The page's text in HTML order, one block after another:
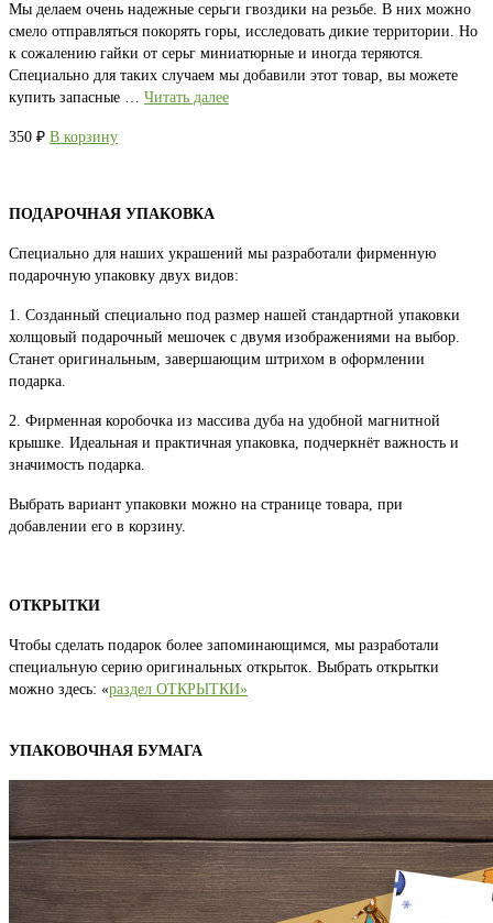
Мы делаем очень надежные серьги гвоздики на резьбе. В них можно
смело отправляться покорять горы, исследовать дикие территории. Но
к сожалению гайки от серьг миниатюрные и иногда теряются.
Специально для таких случаем мы добавили этот товар, вы можете
купить запасные … Читать далее
350 ₽ В корзину
ПОДАРОЧНАЯ УПАКОВКА
Специально для наших украшений мы разработали фирменную
подарочную упаковку двух видов:
1. Созданный специально под размер нашей стандартной упаковки
холщовый подарочный мешочек с двумя изображениями на выбор.
Станет оригинальным, завершающим штрихом в оформлении
подарка.
2. Фирменная коробочка из массива дуба на удобной магнитной
крышке. Идеальная и практичная упаковка, подчеркнёт важность и
значимость подарка.
Выбрать вариант упаковки можно на странице товара, при
добавлении его в корзину.
ОТКРЫТКИ
Чтобы сделать подарок более запоминающимся, мы разработали
специальную серию оригинальных открыток. Выбрать открытки
можно здесь: «раздел ОТКРЫТКИ»
УПАКОВОЧНАЯ БУМАГА